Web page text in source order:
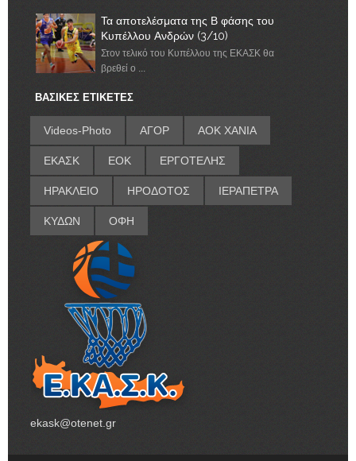
Τα αποτελέσματα της Β φάσης του
Κυπέλλου Ανδρών (3/10)
Στον τελικό του Κυπέλλου της ΕΚΑΣΚ θα
βρεθεί ο ...
ΒΑΣΙΚΕΣ ΕΤΙΚΕΤΕΣ
Videos-Photo ΑΓΟΡ ΑΟΚ ΧΑΝΙΑ
ΕΚΑΣΚ ΕΟΚ ΕΡΓΟΤΕΛΗΣ
ΗΡΑΚΛΕΙΟ ΗΡΟΔΟΤΟΣ ΙΕΡΑΠΕΤΡΑ
ΚΥΔΩΝ ΟΦΗ
ekask@otenet.gr